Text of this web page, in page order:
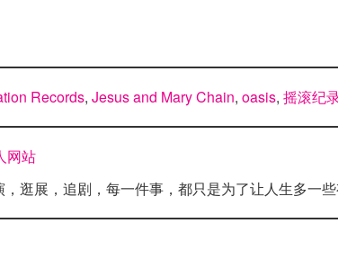
Records, Jesus and Mary Chain, oasis, 摇滚纪
网站
逛展，追剧，每一件事，都只是为了让人生多一些